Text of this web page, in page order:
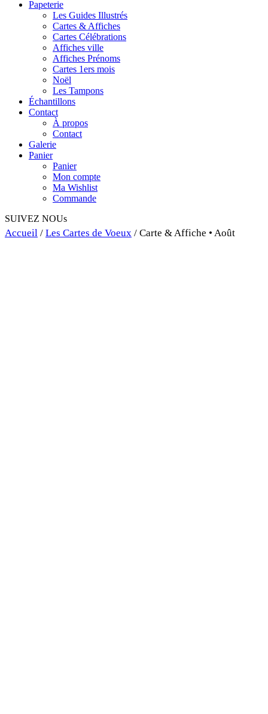
Papeterie
Les Guides Illustrés
Cartes & Affiches
Cartes Célébrations
Affiches ville
Affiches Prénoms
Cartes 1ers mois
Noël
Les Tampons
Échantillons
Contact
À propos
Contact
Galerie
Panier
Panier
Mon compte
Ma Wishlist
Commande
SUIVEZ NOUs
Accueil / Les Cartes de Voeux / Carte & Affiche • Août